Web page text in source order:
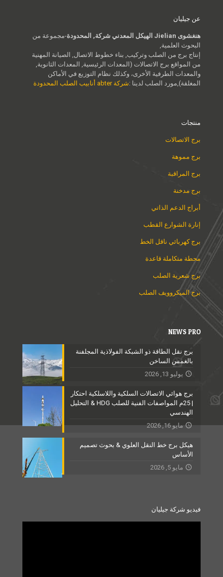
عن جيليان
هنغشوى Jielian الهيكل المعدني شركة, المحدودة
-مجموعة من
البحوث العلمية,
إنتاج برج من الصلب وتركيب, بناء خطوط الاتصال, الصيانة المهنية
من المواقع برج الاتصالات (المعدات الرئيسية, المعدات الثانوية,
والمعدات الطرفية الأخرى، وكذلك نظام التوزيع في الأماكن
المغلقة),مورد الصلب لدينا :شركة abter أنابيب الصلب المحدودة
منتجات
برج الاتصالات
برج مموهة
برج المراقبة
برج مدخنة
أبراج الدعم الذاتي
إنارة الشوارع القطب
برج كهربائي ناقل الخط
محطة متكاملة قاعدة
برج شعرية الصلب
برج الميكروويف الصلب
NEWS PRO
برج نقل الطاقة ذو الشبكة الفولاذية المجلفنة
بالغمس الساخن
يوليو 13, 2026
برج هوائي الاتصالات السلكية واللاسلكية احتكار
| 25م المواصفات الفنية للصلب HDG & التحليل
الهندسي
مايو 16, 2026
هيكل برج خط النقل العلوي & بحوث تصميم
الأساس
مايو 5, 2026
فيديو شركة جيليان